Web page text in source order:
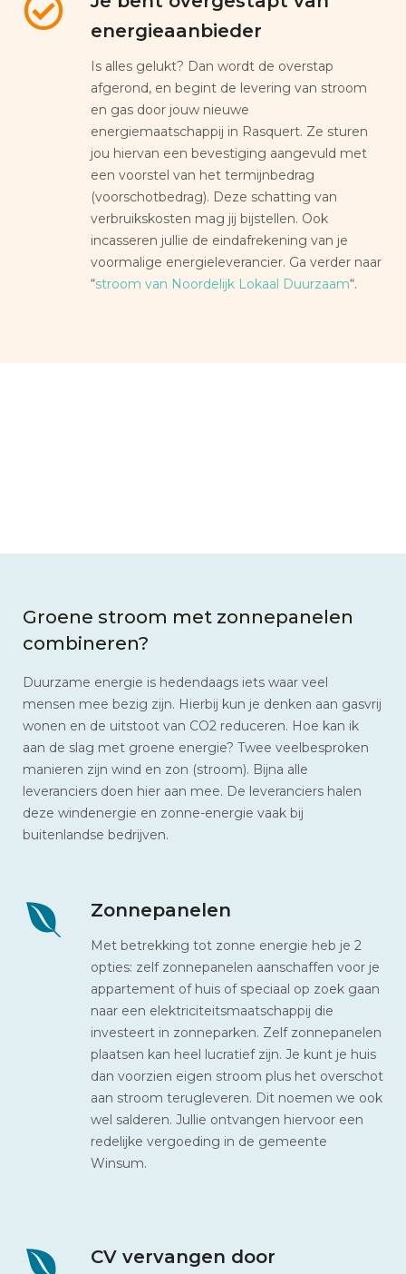
energieaanbieder
Is alles gelukt? Dan wordt de overstap
afgerond, en begint de levering van stroom
en gas door jouw nieuwe
energiemaatschappij in Rasquert. Ze sturen
jou hiervan een bevestiging aangevuld met
een voorstel van het termijnbedrag
(voorschotbedrag). Deze schatting van
verbruikskosten mag jij bijstellen. Ook
incasseren jullie de eindafrekening van je
voormalige energieleverancier. Ga verder naar
“stroom van Noordelijk Lokaal Duurzaam“.
Groene stroom met zonnepanelen
combineren?
Duurzame energie is hedendaags iets waar veel
mensen mee bezig zijn. Hierbij kun je denken aan gasvrij
wonen en de uitstoot van CO2 reduceren. Hoe kan ik
aan de slag met groene energie? Twee veelbesproken
manieren zijn wind en zon (stroom). Bijna alle
leveranciers doen hier aan mee. De leveranciers halen
deze windenergie en zonne-energie vaak bij
buitenlandse bedrijven.
Zonnepanelen
Met betrekking tot zonne energie heb je 2
opties: zelf zonnepanelen aanschaffen voor je
appartement of huis of speciaal op zoek gaan
naar een elektriciteitsmaatschappij die
investeert in zonneparken. Zelf zonnepanelen
plaatsen kan heel lucratief zijn. Je kunt je huis
dan voorzien eigen stroom plus het overschot
aan stroom terugleveren. Dit noemen we ook
wel salderen. Jullie ontvangen hiervoor een
redelijke vergoeding in de gemeente
Winsum.
CV vervangen door